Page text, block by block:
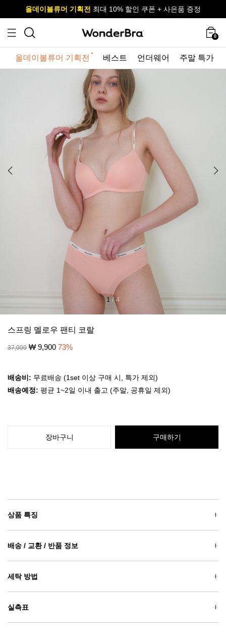
사이즈 무료 교환 서비스
올데이볼류머 기획전 최대 10% 할인 쿠폰 + 사은품 증정
사이즈 무료 교환 서비스
올데이볼류머 기획전 최대 10% 할인 쿠폰 + 사은품 증정
0
올데이볼류머 기획전 베스트 언더웨어 주말 특가
1 /4
스프링 멜로우 팬티 코랄
37,000 ₩ 9,900 73%
배송비: 무료배송 (1set 이상 구매 시, 특가 제외)
배송예정: 평균 1~2일 이내 출고 (주말, 공휴일 제외)
장바구니 구매하기
상품 특징
배송 / 교환 / 반품 정보
세탁 방법
실측표